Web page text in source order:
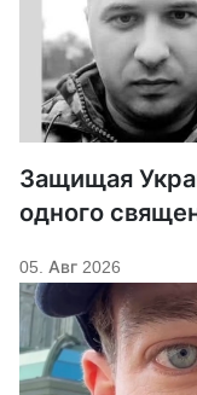
Защищая
одного
05. Авг 2026